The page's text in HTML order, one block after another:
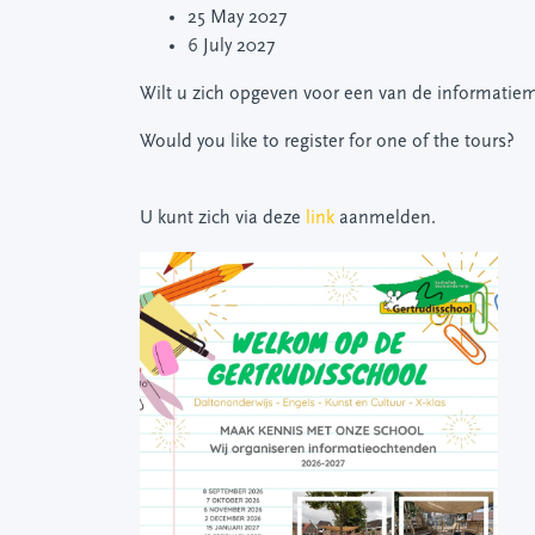
25 May 2027
6 July 2027
Wilt u zich opgeven voor een van de
Would you like to register for one of the tours?
U kunt zich via deze link aanmelden.